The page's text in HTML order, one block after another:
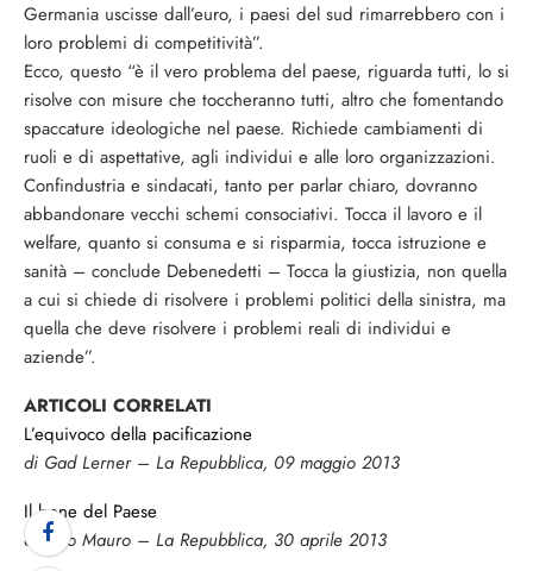
Germania uscisse dall’euro, i paesi del sud rimarrebbero con i
loro problemi di competitività”.
Ecco, questo “è il vero problema del paese, riguarda tutti, lo si
risolve con misure che toccheranno tutti, altro che fomentando
spaccature ideologiche nel paese. Richiede cambiamenti di
ruoli e di aspettative, agli individui e alle loro organizzazioni.
Confindustria e sindacati, tanto per parlar chiaro, dovranno
abbandonare vecchi schemi consociativi. Tocca il lavoro e il
welfare, quanto si consuma e si risparmia, tocca istruzione e
sanità – conclude Debenedetti – Tocca la giustizia, non quella
a cui si chiede di risolvere i problemi politici della sinistra, ma
quella che deve risolvere i problemi reali di individui e
aziende”.
ARTICOLI CORRELATI
L’equivoco della pacificazione
di Gad Lerner – La Repubblica, 09 maggio 2013
Il bene del Paese
di Ezio Mauro – La Repubblica, 30 aprile 2013